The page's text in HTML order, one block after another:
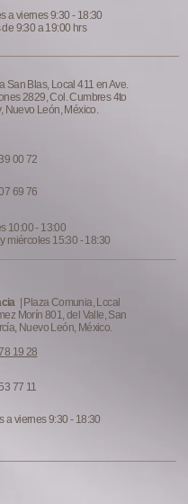
a viernes 9:30 - 18:30
a 19:00 hrs
San Blas, Local 411 en Ave.
2829, Col. Cumbres 4to
Nuevo León, México.
00 72
69 76
10:00 - 13:00
15:30 - 18:30
| Plaza Comunia, Lccal
Morín 801, del Valle, San
Nuevo León, México.
19 28
77 11
viernes 9:30 - 18:30